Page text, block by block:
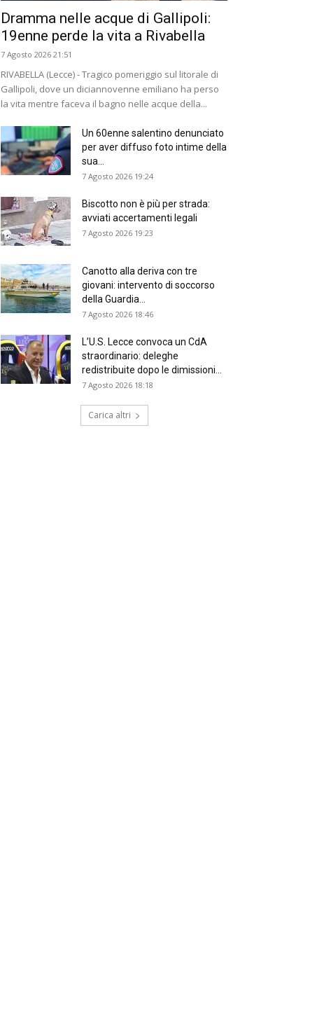
Dramma nelle acque di Gallipoli:
19enne perde la vita a Rivabella
7 Agosto 2026 21:51
RIVABELLA (Lecce) - Tragico pomeriggio sul litorale di
Gallipoli, dove un diciannovenne emiliano ha perso
la vita mentre faceva il bagno nelle acque della...
Un 60enne salentino denunciato
per aver diffuso foto intime della
sua...
7 Agosto 2026 19:24
Biscotto non è più per strada:
avviati accertamenti legali
7 Agosto 2026 19:23
Canotto alla deriva con tre
giovani: intervento di soccorso
della Guardia...
7 Agosto 2026 18:46
L’U.S. Lecce convoca un CdA
straordinario: deleghe
redistribuite dopo le dimissioni...
7 Agosto 2026 18:18
Carica altri